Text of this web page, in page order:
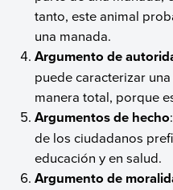
tanto, este animal
una manada.
Argumento de
puede caracterizar
manera total, porque
Argumentos de hecho
de los ciudadanos
educación y en salud.
Argumento de